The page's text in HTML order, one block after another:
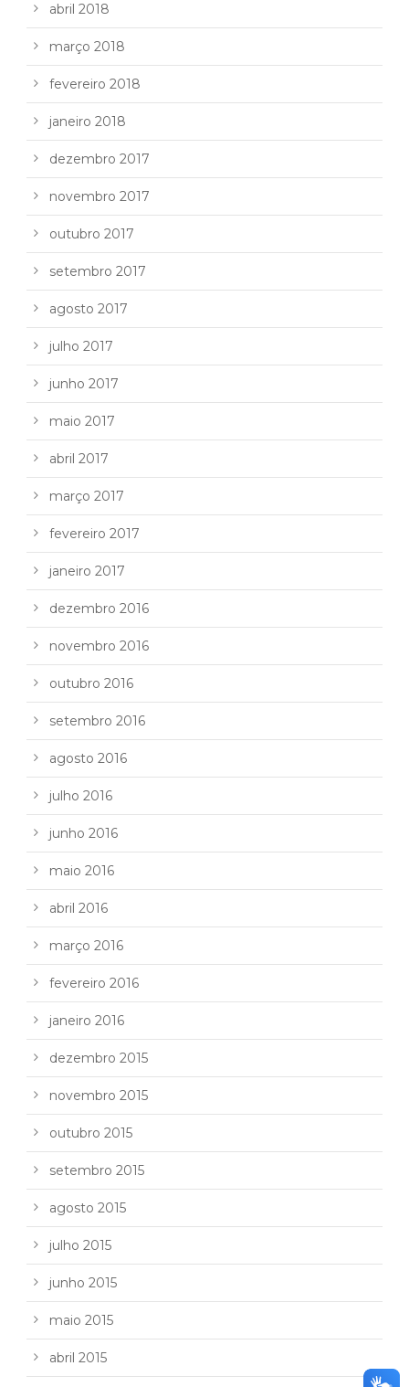
abril 2018
março 2018
fevereiro 2018
janeiro 2018
dezembro 2017
novembro 2017
outubro 2017
setembro 2017
agosto 2017
julho 2017
junho 2017
maio 2017
abril 2017
março 2017
fevereiro 2017
janeiro 2017
dezembro 2016
novembro 2016
outubro 2016
setembro 2016
agosto 2016
julho 2016
junho 2016
maio 2016
abril 2016
março 2016
fevereiro 2016
janeiro 2016
dezembro 2015
novembro 2015
outubro 2015
setembro 2015
agosto 2015
julho 2015
junho 2015
maio 2015
abril 2015